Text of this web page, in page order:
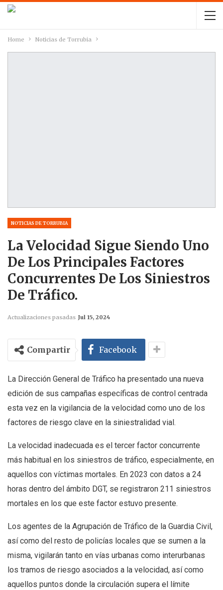
Home Noticias de Torrubia
NOTICIAS DE TORRUBIA
La Velocidad Sigue Siendo Uno
De Los Principales Factores
Concurrentes De Los Siniestros
De Tráfico.
Actualizaciones pasadas Jul 15, 2024
Compartir Facebook
La Dirección General de Tráfico ha presentado una nueva
edición de sus campañas específicas de control centrada
esta vez en la vigilancia de la velocidad como uno de los
factores de riesgo clave en la siniestralidad vial.
La velocidad inadecuada es el tercer factor concurrente
más habitual en los siniestros de tráfico, especialmente, en
aquellos con víctimas mortales. En 2023 con datos a 24
horas dentro del ámbito DGT, se registraron 211 siniestros
mortales en los que este factor estuvo presente.
Los agentes de la Agrupación de Tráfico de la Guardia Civil,
así como del resto de policías locales que se sumen a la
misma, vigilarán tanto en vías urbanas como interurbanas
los tramos de riesgo asociados a la velocidad, así como
aquellos puntos donde la circulación supera el límite